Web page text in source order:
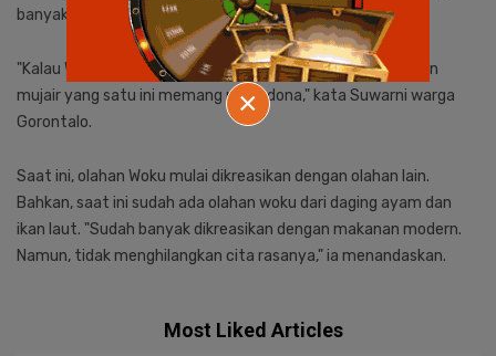
×
banyak dijual dan disajikan di rumah tangga.
"Kalau Woku memang makanan khas Gorontalo. Olahan ikan
mujair yang satu ini memang primadona," kata Suwarni warga
Gorontalo.
Saat ini, olahan Woku mulai dikreasikan dengan olahan lain.
Bahkan, saat ini sudah ada olahan woku dari daging ayam dan
ikan laut. "Sudah banyak dikreasikan dengan makanan modern.
Namun, tidak menghilangkan cita rasanya," ia menandaskan.
Most Liked Articles